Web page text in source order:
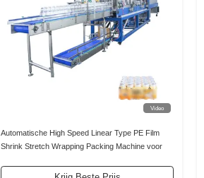
Video
Automatische High Speed Linear Type PE Film
Shrink Stretch Wrapping Packing Machine voor